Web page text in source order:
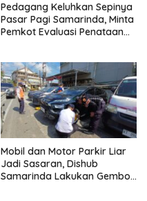
Pedagang Keluhkan Sepinya
Pasar Pagi Samarinda, Minta
Pemkot Evaluasi Penataan
Mobil dan Motor Parkir Liar
Jadi Sasaran, Dishub
Samarinda Lakukan Gembok